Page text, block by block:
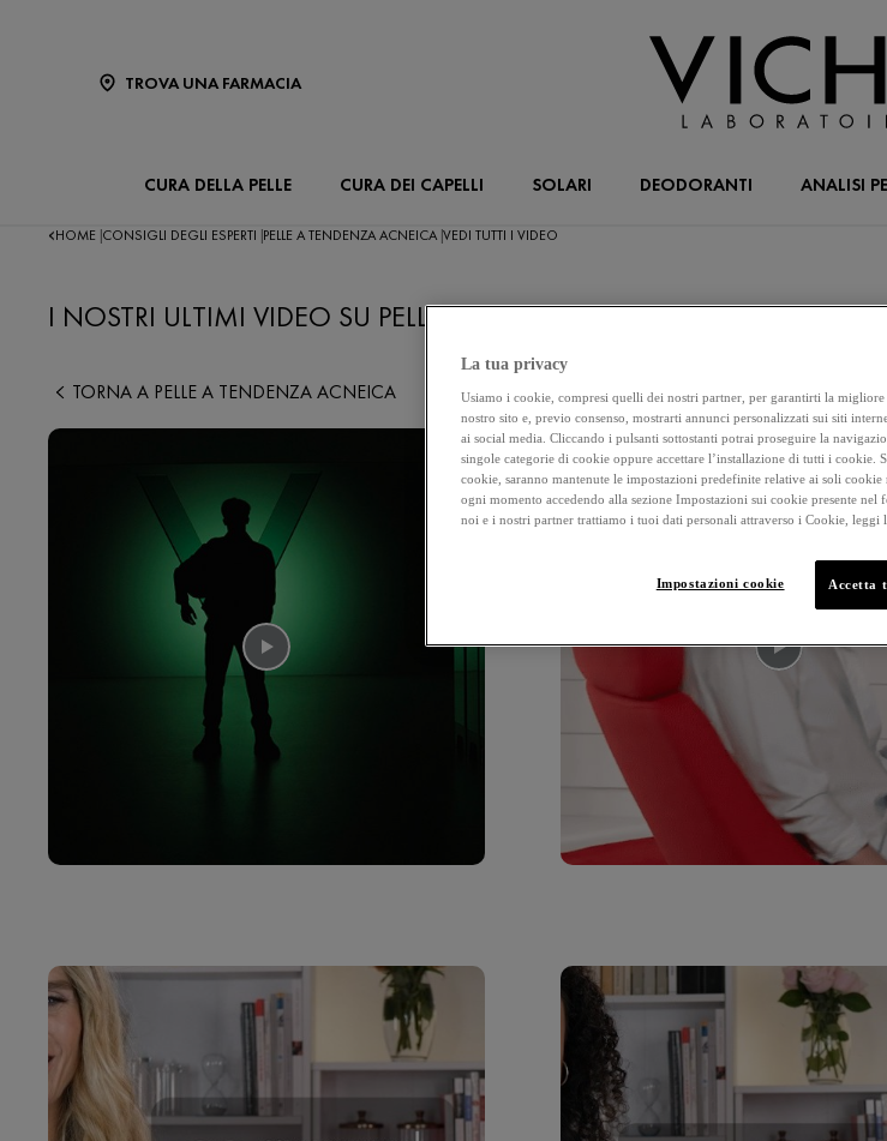
TROVA UNA FARMACIA
CURA DELLA PELLE CURA DEI CAPELLI SOLARI DEODORANTI ANALISI
HOME CONSIGLI DEGLI ESPERTI PELLE A TENDENZA ACNEICA VEDI TUTTI I VIDEO
I NOSTRI ULTIMI VIDEO SU PELLE A TENDENZA ACNEICA
TORNA A PELLE A TENDENZA ACNEICA
La tua privacy
Usiamo i cookie, compresi quelli dei nostri partner, per garantirti la
nostro sito e, previo consenso, mostrarti annunci personalizzati sui siti
ai social media. Cliccando i pulsanti sottostanti potrai proseguire la
singole categorie di cookie oppure accettare l’installazione di tutti i cookie.
cookie, saranno mantenute le impostazioni predefinite relative ai soli
ogni momento accedendo alla sezione Impostazioni sui cookie presente nel
noi e i nostri partner trattiamo i tuoi dati personali attraverso i Cookie, leggi
Impostazioni cookie Accetta